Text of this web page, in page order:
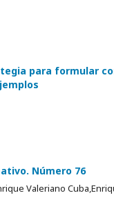
para formular
Número 76
Valeriano